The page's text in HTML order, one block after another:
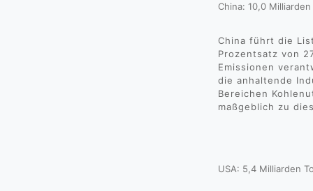
China: 10,0
China führt die
Prozentsatz von
Emissionen
die anhaltende
Bereichen
maßgeblich zu
USA: 5,4 Milliarden